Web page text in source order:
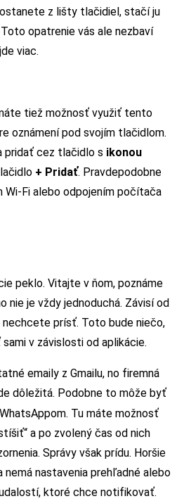
z lišty tlačidiel, stačí ju
opatrenie vás ale nezbaví
viac.
tiež možnosť využiť tento
oznámení pod svojím tlačidlom.
pridať cez tlačidlo s ikonou
+ Pridať. Pravdepodobne
Fi alebo odpojením počítača
peklo. Vitajte v ňom, poznáme
nie je vždy jednoduchá. Závisí od
prísť. Toto bude niečo,
v závislosti od aplikácie.
emaily z Gmailu, no firemná
dôležitá. Podobne to môže byť
Tu máte možnosť
a po zvolený čas od nich
Správy však prídu. Horšie
nastavenia prehľadné alebo
ktoré chce notifikovať.